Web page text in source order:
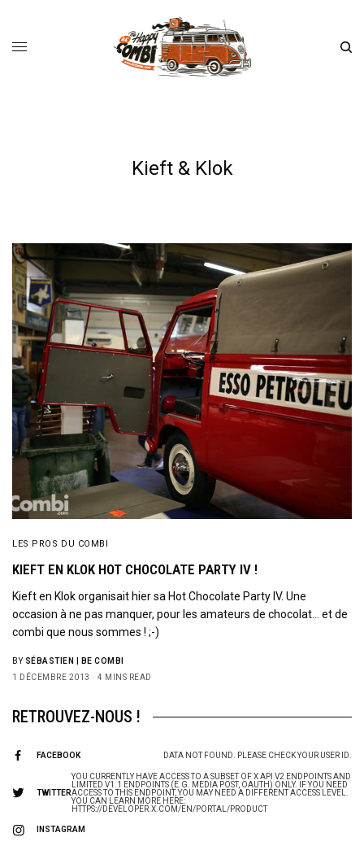
Kieft & Klok
LES PROS DU COMBI
KIEFT EN KLOK HOT CHOCOLATE PARTY IV !
Kieft en Klok organisait hier sa Hot Chocolate Party IV. Une
occasion à ne pas manquer, pour les amateurs de chocolat… et de
combi que nous sommes ! ;-)
BY SÉBASTIEN | BE COMBI
1 DÉCEMBRE 2013
4 MINS READ
RETROUVEZ-NOUS !
FACEBOOK DATA NOT FOUND. PLEASE CHECK YOUR USER ID.
TWITTER
YOU CURRENTLY HAVE ACCESS TO A SUBSET OF X API V2 ENDPOINTS AND
LIMITED V1.1 ENDPOINTS (E.G. MEDIA POST, OAUTH) ONLY. IF YOU NEED
ACCESS TO THIS ENDPOINT, YOU MAY NEED A DIFFERENT ACCESS LEVEL.
YOU CAN LEARN MORE HERE:
HTTPS://DEVELOPER.X.COM/EN/PORTAL/PRODUCT
INSTAGRAM